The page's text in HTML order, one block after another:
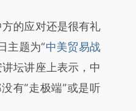
的应对还是很有礼
主题为“中美贸易战
讲坛讲座上表示，中
有“走极端”或是听